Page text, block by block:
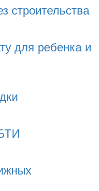
строительства
для ребенка и